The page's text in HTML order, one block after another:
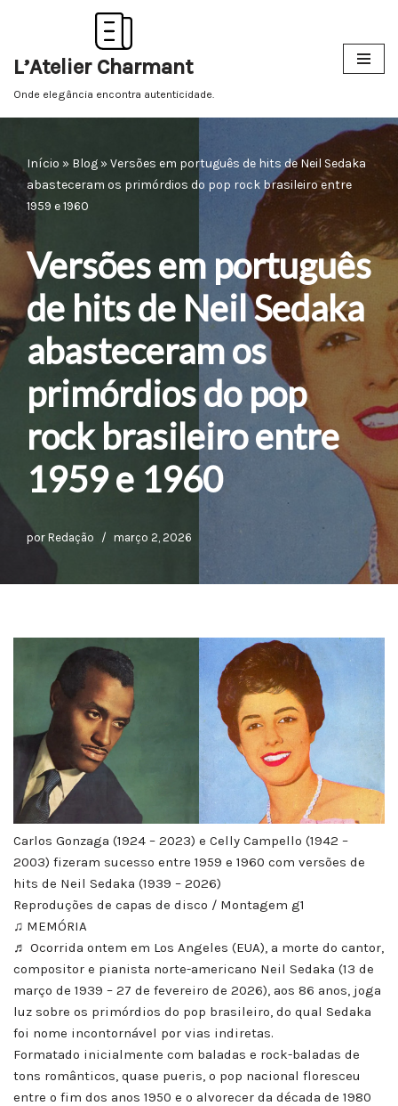
para
o
L’Atelier Charmant
Onde elegância encontra autenticidade.
Início » Blog » Versões em português de hits de Neil Sedaka
abasteceram os primórdios do pop rock brasileiro entre
1959 e 1960
Versões em português
de hits de Neil Sedaka
abasteceram os
primórdios do pop
rock brasileiro entre
1959 e 1960
por Redação março 2, 2026
Carlos Gonzaga (1924 – 2023) e Celly Campello (1942 –
2003) fizeram sucesso entre 1959 e 1960 com versões de
hits de Neil Sedaka (1939 – 2026)
Reproduções de capas de disco / Montagem g1
♫ MEMÓRIA
♬ Ocorrida ontem em Los Angeles (EUA), a morte do cantor,
compositor e pianista norte-americano Neil Sedaka (13 de
março de 1939 – 27 de fevereiro de 2026), aos 86 anos, joga
luz sobre os primórdios do pop brasileiro, do qual Sedaka
foi nome incontornável por vias indiretas.
Formatado inicialmente com baladas e rock-baladas de
tons românticos, quase pueris, o pop nacional floresceu
entre o fim dos anos 1950 e o alvorecer da década de 1980